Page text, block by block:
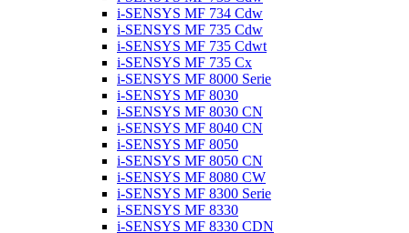
i-SENSYS MF 734 Cdw
i-SENSYS MF 735 Cdw
i-SENSYS MF 735 Cdwt
i-SENSYS MF 735 Cx
i-SENSYS MF 8000 Serie
i-SENSYS MF 8030
i-SENSYS MF 8030 CN
i-SENSYS MF 8040 CN
i-SENSYS MF 8050
i-SENSYS MF 8050 CN
i-SENSYS MF 8080 CW
i-SENSYS MF 8300 Serie
i-SENSYS MF 8330
i-SENSYS MF 8330 CDN